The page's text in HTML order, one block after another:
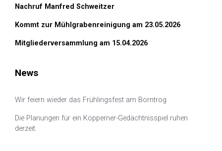
Nachruf Manfred Schweitzer
Kommt zur Mühlgrabenreinigung am 23.05.2026
Mitgliederversammlung am 15.04.2026
News
Wir feiern wieder das Frühlingsfest am Borntrog
Die Planungen für ein Köpperner-Gedächtnisspiel ruhen
derzeit.